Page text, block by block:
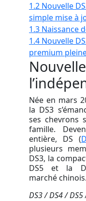
1.2 Nouvelle
simple mise à
1.3 Naissance
1.4 Nouvelle
premium
Née en mars
la DS3
ses chevrons
famille.
entière, DS (
plusieurs
DS3, la
DS5 et la
marché chinois.
DS3 / DS4 / DS5